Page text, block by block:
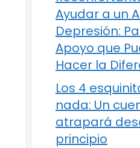
Ayudar a un
Depresión:
Apoyo que
Hacer la
Los 4
nada: Un
atrapará
principio